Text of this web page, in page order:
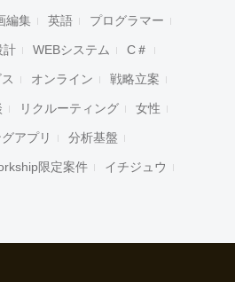
編集 英語 プログラマー
計 WEBシステム C＃
オンライン 戦略立案
リクルーティング 女性
アプリ 分析基盤
限定案件 イチジュウ